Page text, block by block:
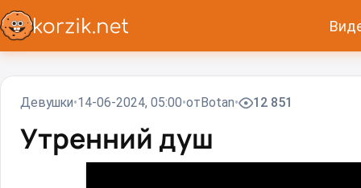
Девушки 14-06-2024, 05:00 от Вotan 12 851
Утренний душ